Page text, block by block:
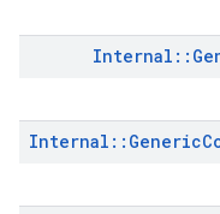
Internal ::
Internal :: Generic